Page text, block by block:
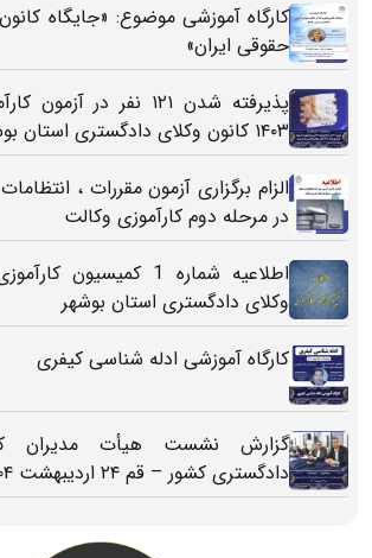
کارگاه آموزشی موضوع: «جایگاه
حقوقی ایران»
پذیرفته شدن ١٢١ نفر در
۱۴۰۳ کانون وکلای دادگستری استان بوشهر
الزام برگزاری آزمون مقررات ،
در مرحله دوم کارآموزی وکالت
اطلاعیه شماره 1
وکلای دادگستری استان بوشهر
کارگاه آموزشی ادله شناسی کیفری
گزارش نشست هیأت مدیران
دادگستری کشور – قم ۲۴ اردیبهشت ۱۴۰۴